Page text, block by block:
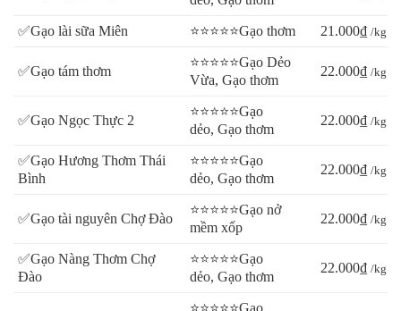
✅Gạo lài sữa Miên ⭐⭐⭐⭐⭐Gạo thơm 21.000₫ /kg
✅Gạo tám thơm
⭐⭐⭐⭐⭐Gạo Dẻo
Vừa, Gạo thơm
22.000₫ /kg
✅Gạo Ngọc Thực 2
⭐⭐⭐⭐⭐Gạo
dẻo, Gạo thơm
22.000₫ /kg
✅Gạo Hương Thơm Thái
Bình
⭐⭐⭐⭐⭐Gạo
dẻo, Gạo thơm
22.000₫ /kg
✅Gạo tài nguyên Chợ Đào
⭐⭐⭐⭐⭐Gạo nở
mềm xốp
22.000₫ /kg
✅Gạo Nàng Thơm Chợ
Đào
⭐⭐⭐⭐⭐Gạo
dẻo, Gạo thơm
22.000₫ /kg